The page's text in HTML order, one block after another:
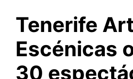
Tenerife
Escénicas
30